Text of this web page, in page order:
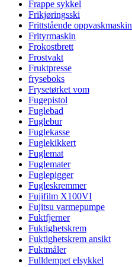
Frappe sykkel
Frikjøringsski
Frittstående oppvaskmaskin
Frityrmaskin
Frokostbrett
Frostvakt
Fruktpresse
fryseboks
Frysetørket vom
Fugepistol
Fuglebad
Fuglebur
Fuglekasse
Fuglekikkert
Fuglemat
Fuglemater
Fuglepigger
Fugleskremmer
Fujifilm X100VI
Fujitsu varmepumpe
Fuktfjerner
Fuktighetskrem
Fuktighetskrem ansikt
Fuktmåler
Fulldempet elsykkel